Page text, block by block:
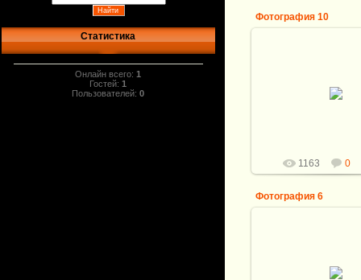
Статистика
Онлайн всего:1
Гостей:1
Пользователей:0
Фотография 10
нереслесарен.
1163 0
Фотография 6
нереслесарен.